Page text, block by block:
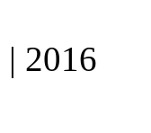
| 2016